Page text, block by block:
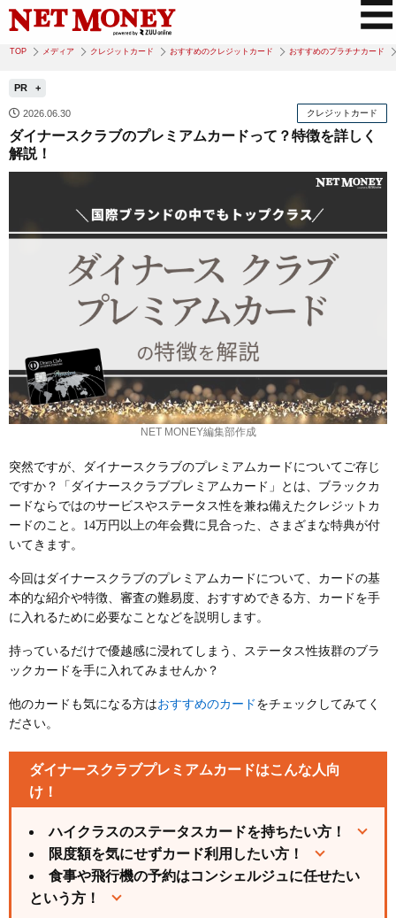
TOP メディア クレジットカード おすすめのクレジットカード おすすめのプラチナカード
PR
2026.06.30 クレジットカード
ダイナースクラブのプレミアムカードって？特徴を詳しく
解説！
NET MONEY編集部作成
突然ですが、ダイナースクラブのプレミアムカードについてご存じ
ですか？「ダイナースクラブプレミアムカード」とは、ブラックカ
ードならではのサービスやステータス性を兼ね備えたクレジットカ
ードのこと。14万円以上の年会費に見合った、さまざまな特典が付
いてきます。
今回はダイナースクラブのプレミアムカードについて、カードの基
本的な紹介や特徴、審査の難易度、おすすめできる方、カードを手
に入れるために必要なことなどを説明します。
持っているだけで優越感に浸れてしまう、ステータス性抜群のブラ
ックカードを手に入れてみませんか？
他のカードも気になる方はおすすめのカード をチェックしてみてく
ださい。
ダイナースクラブプレミアムカードはこんな人向
け！
ハイクラスのステータスカードを持ちたい方！
限度額を気にせずカード利用したい方！
食事や飛行機の予約はコンシェルジュに任せたい
という方！